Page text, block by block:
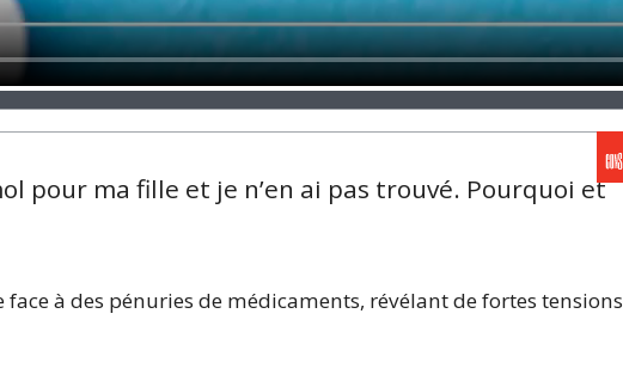
pour ma fille et je n’en ai pas trouvé. Pourquoi et
à des pénuries de médicaments, révélant de fortes tensions